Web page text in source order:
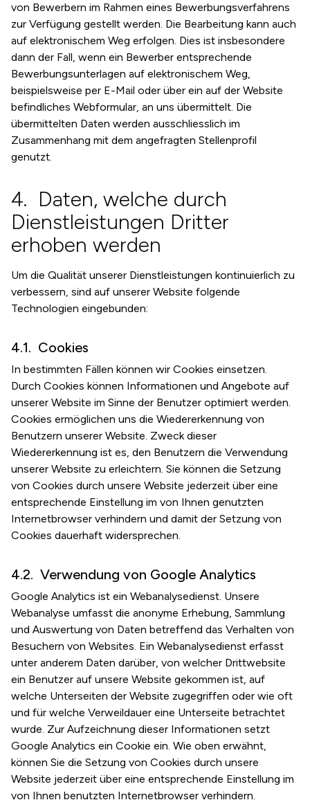
von Bewerbern im Rahmen eines Bewerbungsverfahrens
zur Verfügung gestellt werden. Die Bearbeitung kann auch
auf elektronischem Weg erfolgen. Dies ist insbesondere
dann der Fall, wenn ein Bewerber entsprechende
Bewerbungsunterlagen auf elektronischem Weg,
beispielsweise per E-Mail oder über ein auf der Website
befindliches Webformular, an uns übermittelt. Die
übermittelten Daten werden ausschliesslich im
Zusammenhang mit dem angefragten Stellenprofil
genutzt.
Daten, welche durch
Dienstleistungen Dritter
erhoben werden
Um die Qualität unserer Dienstleistungen kontinuierlich zu
verbessern, sind auf unserer Website folgende
Technologien eingebunden:
Cookies
In bestimmten Fällen können wir Cookies einsetzen.
Durch Cookies können Informationen und Angebote auf
unserer Website im Sinne der Benutzer optimiert werden.
Cookies ermöglichen uns die Wiedererkennung von
Benutzern unserer Website. Zweck dieser
Wiedererkennung ist es, den Benutzern die Verwendung
unserer Website zu erleichtern. Sie können die Setzung
von Cookies durch unsere Website jederzeit über eine
entsprechende Einstellung im von Ihnen genutzten
Internetbrowser verhindern und damit der Setzung von
Cookies dauerhaft widersprechen.
Verwendung von Google Analytics
Google Analytics ist ein Webanalysedienst. Unsere
Webanalyse umfasst die anonyme Erhebung, Sammlung
und Auswertung von Daten betreffend das Verhalten von
Besuchern von Websites. Ein Webanalysedienst erfasst
unter anderem Daten darüber, von welcher Drittwebsite
ein Benutzer auf unsere Website gekommen ist, auf
welche Unterseiten der Website zugegriffen oder wie oft
und für welche Verweildauer eine Unterseite betrachtet
wurde. Zur Aufzeichnung dieser Informationen setzt
Google Analytics ein Cookie ein. Wie oben erwähnt,
können Sie die Setzung von Cookies durch unsere
Website jederzeit über eine entsprechende Einstellung im
von Ihnen benutzten Internetbrowser verhindern.